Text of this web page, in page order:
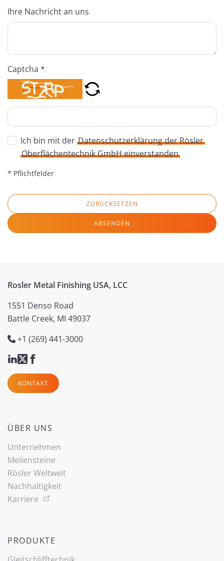
Ihre Nachricht an uns
Captcha *
Ich bin mit der Datenschutzerklärung der Rösler
Oberflächentechnik GmbH einverstanden
* Pflichtfelder
ZURÜCKSETZEN
ABSENDEN
Rosler Metal Finishing USA, LCC
1551 Denso Road
Battle Creek, MI 49037
+1 (269) 441-3000
KONTAKT
ÜBER UNS
Unternehmen
Meilensteine
Rösler Weltweit
Nachhaltigkeit
Karriere
PRODUKTE